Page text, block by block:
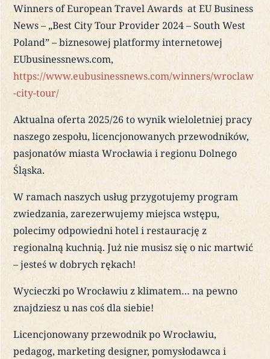
Winners of European Travel Awards at EU Business
News – „Best City Tour Provider 2024 – South West
Poland” – biznesowej platformy internetowej
EUbusinessnews.com,
https://www.eubusinessnews.com/winners/wroclaw
-city-tour/
Aktualna oferta 2025/26 to wynik wieloletniej pracy
naszego zespołu, licencjonowanych przewodników,
pasjonatów miasta Wrocławia i regionu Dolnego
Śląska.
W ramach naszych usług przygotujemy program
zwiedzania, zarezerwujemy miejsca wstępu,
polecimy odpowiedni hotel i restaurację z
regionalną kuchnią. Już nie musisz się o nic martwić
– jesteś w dobrych rękach!
Wycieczki po Wrocławiu z klimatem… na pewno
znajdziesz u nas coś dla siebie!
Licencjonowany przewodnik po Wrocławiu,
pedagog,marketing designer,pomysłodawca i